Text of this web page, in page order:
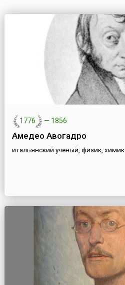
1776 — 1856
Амедео Авогадро
итальянский ученый, физик, химик